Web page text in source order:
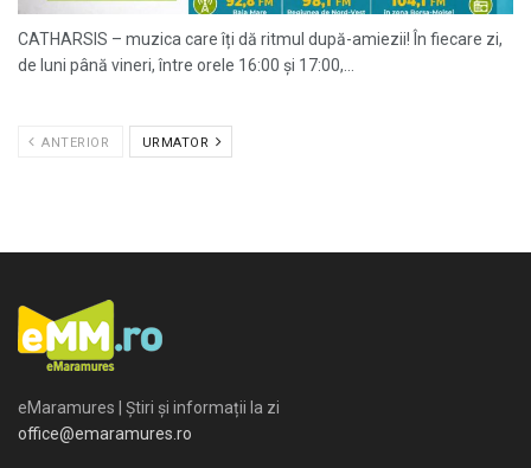
CATHARSIS – muzica care îți dă ritmul după-amiezii! În fiecare zi,
de luni până vineri, între orele 16:00 și 17:00,...
ANTERIOR URMATOR
eMaramures | Știri și informații la zi
office@emaramures.ro